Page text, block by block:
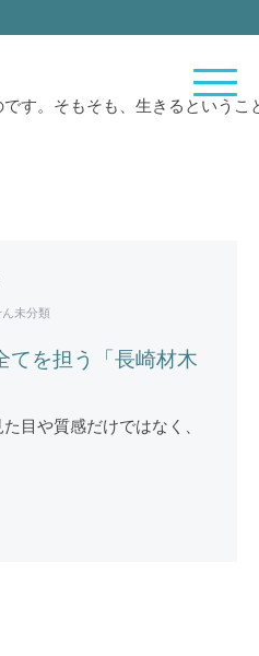
す。そもそも、生きるという
未分類
てを担う「長崎材木
目や質感だけではなく、